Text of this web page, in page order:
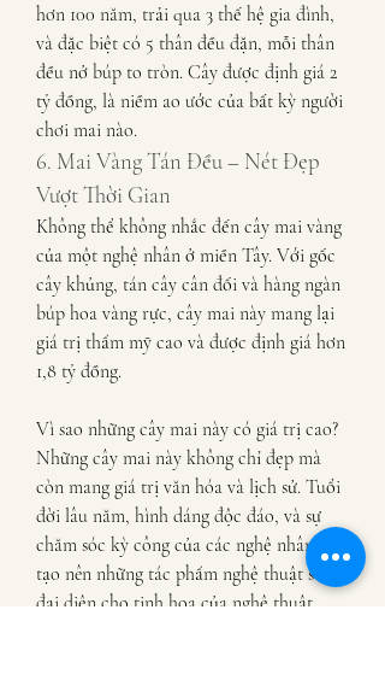
hơn 100 năm, trải qua 3 thế hệ gia đình,
và đặc biệt có 5 thân đều đặn, mỗi thân
đều nở búp to tròn. Cây được định giá 2
tỷ đồng, là niềm ao ước của bất kỳ người
chơi mai nào.
6. Mai Vàng Tán Đều – Nét Đẹp
Vượt Thời Gian
Không thể không nhắc đến cây mai vàng
của một nghệ nhân ở miền Tây. Với gốc
cây khủng, tán cây cân đối và hàng ngàn
búp hoa vàng rực, cây mai này mang lại
giá trị thẩm mỹ cao và được định giá hơn
1,8 tỷ đồng.
Vì sao những cây mai này có giá trị cao?
Những cây mai này không chỉ đẹp mà
còn mang giá trị văn hóa và lịch sử. Tuổi
đời lâu năm, hình dáng độc đáo, và sự
chăm sóc kỳ công của các nghệ nhân đã
tạo nên những tác phẩm nghệ thuật sống,
đại diện cho tinh hoa của nghệ thuật